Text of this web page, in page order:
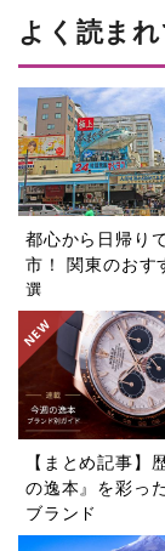
よく読ま
都心から日帰り
市！ 関東のおす
選
【まとめ記事】
の逸本』を彩っ
ブランド